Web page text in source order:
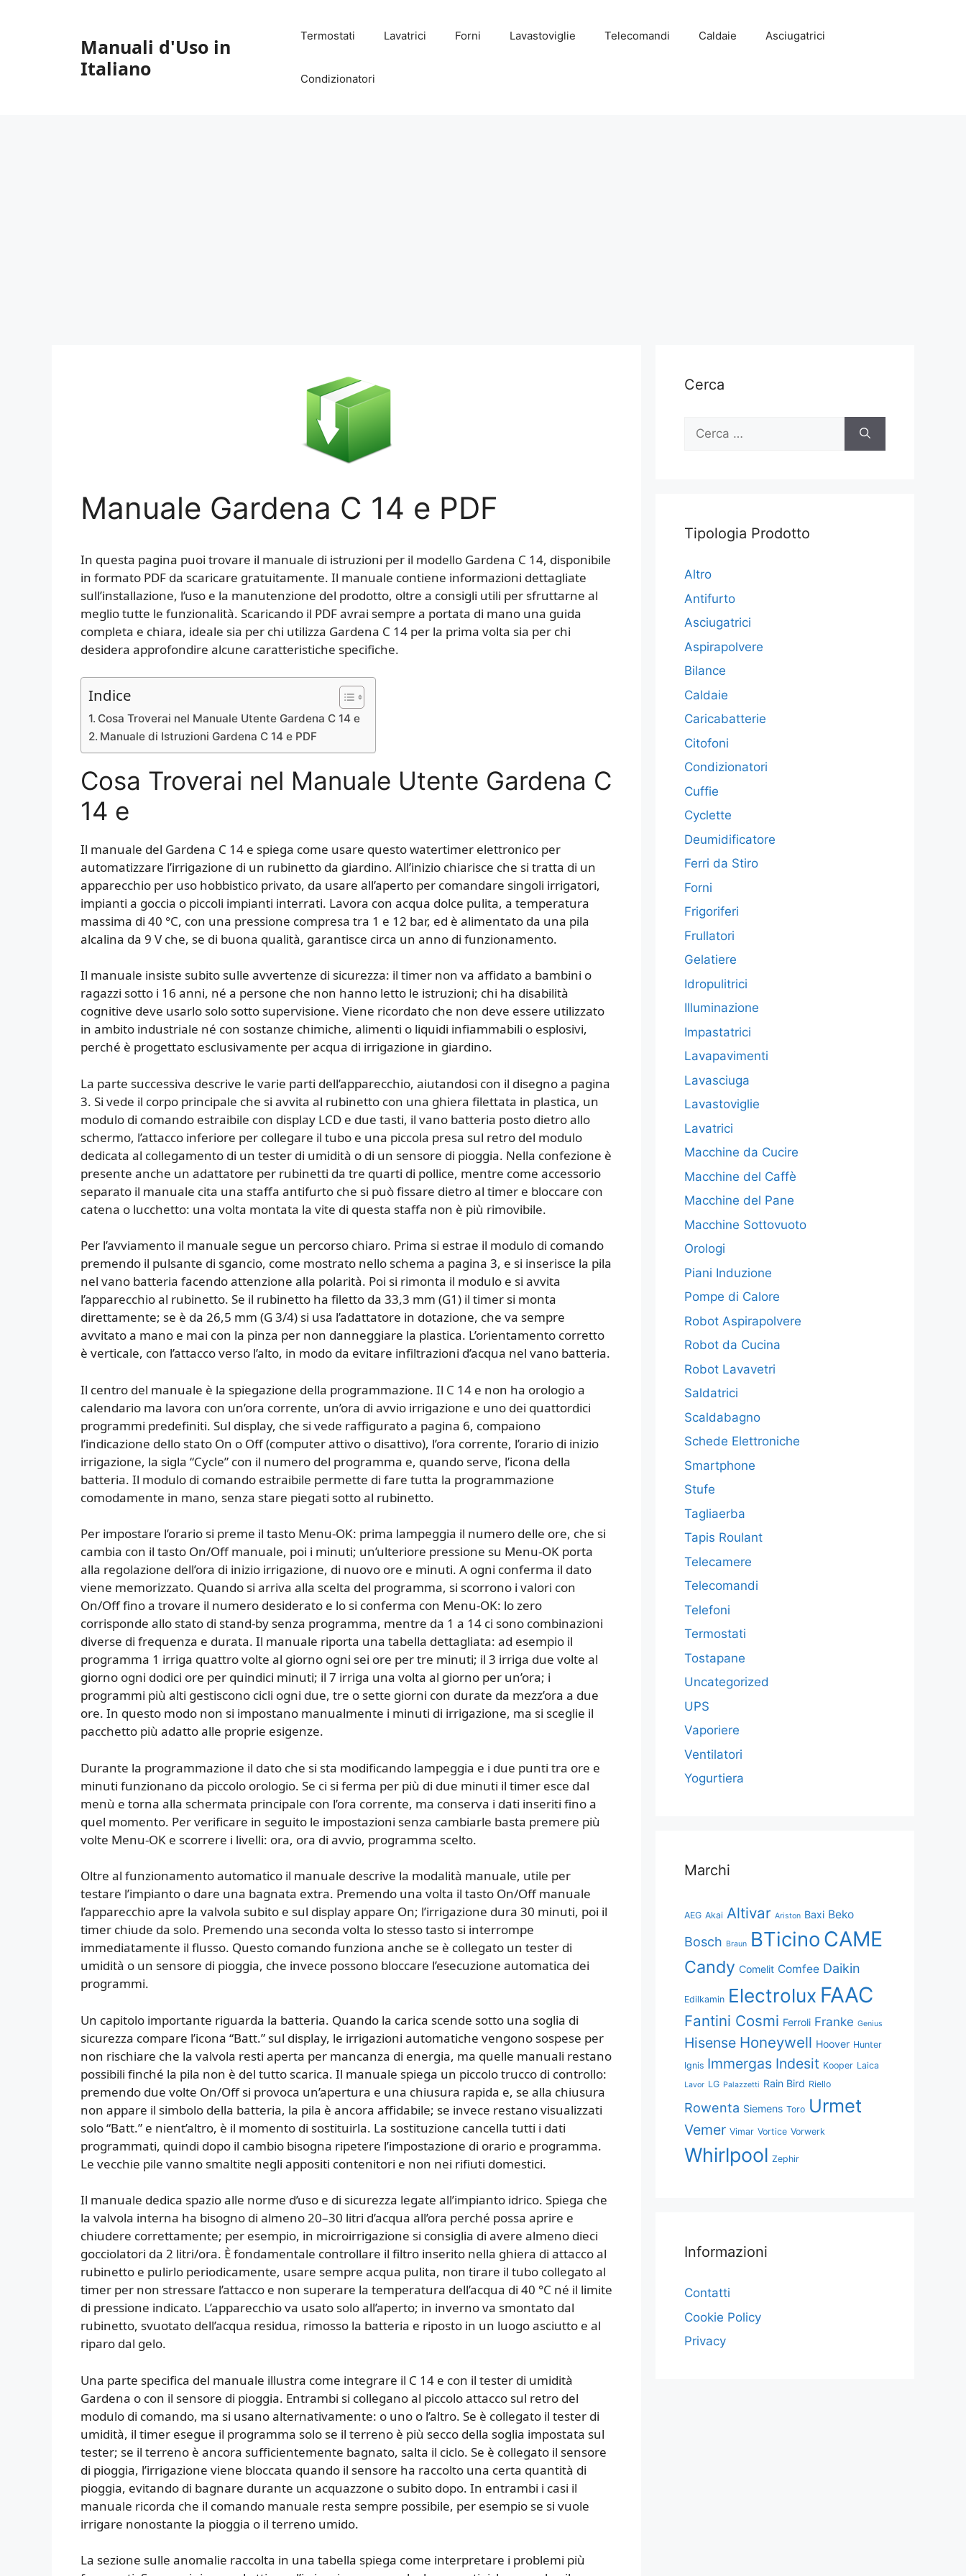
Manuali d'Uso in
Italiano
Termostati Lavatrici Forni Lavastoviglie Telecomandi Caldaie Asciugatrici
Condizionatori
Manuale Gardena C 14 e PDF
In questa pagina puoi trovare il manuale di istruzioni per il modello Gardena C 14, disponibile
in formato PDF da scaricare gratuitamente. Il manuale contiene informazioni dettagliate
sull’installazione, l’uso e la manutenzione del prodotto, oltre a consigli utili per sfruttarne al
meglio tutte le funzionalità. Scaricando il PDF avrai sempre a portata di mano una guida
completa e chiara, ideale sia per chi utilizza Gardena C 14 per la prima volta sia per chi
desidera approfondire alcune caratteristiche specifiche.
Indice
Cosa Troverai nel Manuale Utente Gardena C 14 e
Manuale di Istruzioni Gardena C 14 e PDF
Cosa Troverai nel Manuale Utente Gardena C
14 e
Il manuale del Gardena C 14 e spiega come usare questo watertimer elettronico per
automatizzare l’irrigazione di un rubinetto da giardino. All’inizio chiarisce che si tratta di un
apparecchio per uso hobbistico privato, da usare all’aperto per comandare singoli irrigatori,
impianti a goccia o piccoli impianti interrati. Lavora con acqua dolce pulita, a temperatura
massima di 40 °C, con una pressione compresa tra 1 e 12 bar, ed è alimentato da una pila
alcalina da 9 V che, se di buona qualità, garantisce circa un anno di funzionamento.
Il manuale insiste subito sulle avvertenze di sicurezza: il timer non va affidato a bambini o
ragazzi sotto i 16 anni, né a persone che non hanno letto le istruzioni; chi ha disabilità
cognitive deve usarlo solo sotto supervisione. Viene ricordato che non deve essere utilizzato
in ambito industriale né con sostanze chimiche, alimenti o liquidi infiammabili o esplosivi,
perché è progettato esclusivamente per acqua di irrigazione in giardino.
La parte successiva descrive le varie parti dell’apparecchio, aiutandosi con il disegno a pagina
3. Si vede il corpo principale che si avvita al rubinetto con una ghiera filettata in plastica, un
modulo di comando estraibile con display LCD e due tasti, il vano batteria posto dietro allo
schermo, l’attacco inferiore per collegare il tubo e una piccola presa sul retro del modulo
dedicata al collegamento di un tester di umidità o di un sensore di pioggia. Nella confezione è
presente anche un adattatore per rubinetti da tre quarti di pollice, mentre come accessorio
separato il manuale cita una staffa antifurto che si può fissare dietro al timer e bloccare con
catena o lucchetto: una volta montata la vite di questa staffa non è più rimovibile.
Per l’avviamento il manuale segue un percorso chiaro. Prima si estrae il modulo di comando
premendo il pulsante di sgancio, come mostrato nello schema a pagina 3, e si inserisce la pila
nel vano batteria facendo attenzione alla polarità. Poi si rimonta il modulo e si avvita
l’apparecchio al rubinetto. Se il rubinetto ha filetto da 33,3 mm (G1) il timer si monta
direttamente; se è da 26,5 mm (G 3/4) si usa l’adattatore in dotazione, che va sempre
avvitato a mano e mai con la pinza per non danneggiare la plastica. L’orientamento corretto
è verticale, con l’attacco verso l’alto, in modo da evitare infiltrazioni d’acqua nel vano batteria.
Il centro del manuale è la spiegazione della programmazione. Il C 14 e non ha orologio a
calendario ma lavora con un’ora corrente, un’ora di avvio irrigazione e uno dei quattordici
programmi predefiniti. Sul display, che si vede raffigurato a pagina 6, compaiono
l’indicazione dello stato On o Off (computer attivo o disattivo), l’ora corrente, l’orario di inizio
irrigazione, la sigla “Cycle” con il numero del programma e, quando serve, l’icona della
batteria. Il modulo di comando estraibile permette di fare tutta la programmazione
comodamente in mano, senza stare piegati sotto al rubinetto.
Per impostare l’orario si preme il tasto Menu-OK: prima lampeggia il numero delle ore, che si
cambia con il tasto On/Off manuale, poi i minuti; un’ulteriore pressione su Menu-OK porta
alla regolazione dell’ora di inizio irrigazione, di nuovo ore e minuti. A ogni conferma il dato
viene memorizzato. Quando si arriva alla scelta del programma, si scorrono i valori con
On/Off fino a trovare il numero desiderato e lo si conferma con Menu-OK: lo zero
corrisponde allo stato di stand-by senza programma, mentre da 1 a 14 ci sono combinazioni
diverse di frequenza e durata. Il manuale riporta una tabella dettagliata: ad esempio il
programma 1 irriga quattro volte al giorno ogni sei ore per tre minuti; il 3 irriga due volte al
giorno ogni dodici ore per quindici minuti; il 7 irriga una volta al giorno per un’ora; i
programmi più alti gestiscono cicli ogni due, tre o sette giorni con durate da mezz’ora a due
ore. In questo modo non si impostano manualmente i minuti di irrigazione, ma si sceglie il
pacchetto più adatto alle proprie esigenze.
Durante la programmazione il dato che si sta modificando lampeggia e i due punti tra ore e
minuti funzionano da piccolo orologio. Se ci si ferma per più di due minuti il timer esce dal
menù e torna alla schermata principale con l’ora corrente, ma conserva i dati inseriti fino a
quel momento. Per verificare in seguito le impostazioni senza cambiarle basta premere più
volte Menu-OK e scorrere i livelli: ora, ora di avvio, programma scelto.
Oltre al funzionamento automatico il manuale descrive la modalità manuale, utile per
testare l’impianto o dare una bagnata extra. Premendo una volta il tasto On/Off manuale
l’apparecchio apre la valvola subito e sul display appare On; l’irrigazione dura 30 minuti, poi il
timer chiude da solo. Premendo una seconda volta lo stesso tasto si interrompe
immediatamente il flusso. Questo comando funziona anche se è collegato un tester di
umidità o un sensore di pioggia, che invece possono bloccare l’esecuzione automatica dei
programmi.
Un capitolo importante riguarda la batteria. Quando la carica scende sotto una soglia di
sicurezza compare l’icona “Batt.” sul display, le irrigazioni automatiche vengono sospese per
non rischiare che la valvola resti aperta per mancanza di energia, ma quelle manuali restano
possibili finché la pila non è del tutto scarica. Il manuale spiega un piccolo trucco di controllo:
premendo due volte On/Off si provoca un’apertura e una chiusura rapida e, se alla chiusura
non appare il simbolo della batteria, la pila è ancora affidabile; se invece restano visualizzati
solo “Batt.” e nient’altro, è il momento di sostituirla. La sostituzione cancella tutti i dati
programmati, quindi dopo il cambio bisogna ripetere l’impostazione di orario e programma.
Le vecchie pile vanno smaltite negli appositi contenitori e non nei rifiuti domestici.
Il manuale dedica spazio alle norme d’uso e di sicurezza legate all’impianto idrico. Spiega che
la valvola interna ha bisogno di almeno 20–30 litri d’acqua all’ora perché possa aprire e
chiudere correttamente; per esempio, in microirrigazione si consiglia di avere almeno dieci
gocciolatori da 2 litri/ora. È fondamentale controllare il filtro inserito nella ghiera di attacco al
rubinetto e pulirlo periodicamente, usare sempre acqua pulita, non tirare il tubo collegato al
timer per non stressare l’attacco e non superare la temperatura dell’acqua di 40 °C né il limite
di pressione indicato. L’apparecchio va usato solo all’aperto; in inverno va smontato dal
rubinetto, svuotato dell’acqua residua, rimosso la batteria e riposto in un luogo asciutto e al
riparo dal gelo.
Una parte specifica del manuale illustra come integrare il C 14 e con il tester di umidità
Gardena o con il sensore di pioggia. Entrambi si collegano al piccolo attacco sul retro del
modulo di comando, ma si usano alternativamente: o uno o l’altro. Se è collegato il tester di
umidità, il timer esegue il programma solo se il terreno è più secco della soglia impostata sul
tester; se il terreno è ancora sufficientemente bagnato, salta il ciclo. Se è collegato il sensore
di pioggia, l’irrigazione viene bloccata quando il sensore ha raccolto una certa quantità di
pioggia, evitando di bagnare durante un acquazzone o subito dopo. In entrambi i casi il
manuale ricorda che il comando manuale resta sempre possibile, per esempio se si vuole
irrigare nonostante la pioggia o il terreno umido.
La sezione sulle anomalie raccolta in una tabella spiega come interpretare i problemi più
Cerca
Ricerca
Tipologia Prodotto
Altro
Antifurto
Asciugatrici
Aspirapolvere
Bilance
Caldaie
Caricabatterie
Citofoni
Condizionatori
Cuffie
Cyclette
Deumidificatore
Ferri da Stiro
Forni
Frigoriferi
Frullatori
Gelatiere
Idropulitrici
Illuminazione
Impastatrici
Lavapavimenti
Lavasciuga
Lavastoviglie
Lavatrici
Macchine da Cucire
Macchine del Caffè
Macchine del Pane
Macchine Sottovuoto
Orologi
Piani Induzione
Pompe di Calore
Robot Aspirapolvere
Robot da Cucina
Robot Lavavetri
Saldatrici
Scaldabagno
Schede Elettroniche
Smartphone
Stufe
Tagliaerba
Tapis Roulant
Telecamere
Telecomandi
Telefoni
Termostati
Tostapane
Uncategorized
UPS
Vaporiere
Ventilatori
Yogurtiera
Marchi
AEG Akai Altivar Ariston Baxi Beko
Bosch Braun BTicino CAME
Candy Comelit Comfee Daikin
Edilkamin Electrolux FAAC
Fantini Cosmi Ferroli Franke Genius
Hisense Honeywell Hoover Hunter
Ignis Immergas Indesit Kooper Laica
Lavor LG Palazzetti Rain Bird Riello
Rowenta Siemens Toro Urmet
Vemer Vimar Vortice Vorwerk
Whirlpool Zephir
Informazioni
Contatti
Cookie Policy
Privacy